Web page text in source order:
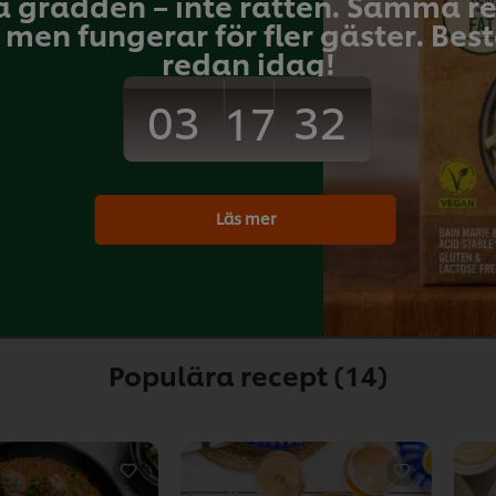
Bli den första
Skicka
Populära recept (14)
fungerar för fler gäster.
redan idag!
03 17 32
Läs mer